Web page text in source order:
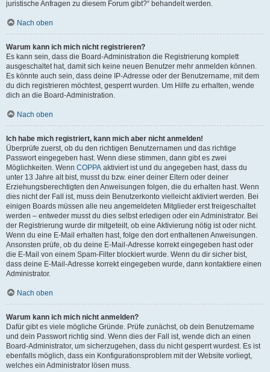
juristische Anfragen zu diesem Forum gibt?“ behandelt werden.
Nach oben
Warum kann ich mich nicht registrieren?
Es kann sein, dass die Board-Administration die Registrierung komplett
ausgeschaltet hat, damit sich keine neuen Benutzer mehr anmelden können.
Es könnte auch sein, dass deine IP-Adresse oder der Benutzername, mit dem
du dich registrieren möchtest, gesperrt wurden. Um Hilfe zu erhalten, wende
dich an die Board-Administration.
Nach oben
Ich habe mich registriert, kann mich aber nicht anmelden!
Überprüfe zuerst, ob du den richtigen Benutzernamen und das richtige
Passwort eingegeben hast. Wenn diese stimmen, dann gibt es zwei
Möglichkeiten. Wenn COPPA aktiviert ist und du angegeben hast, dass du
unter 13 Jahre alt bist, musst du bzw. einer deiner Eltern oder deiner
Erziehungsberechtigten den Anweisungen folgen, die du erhalten hast. Wenn
dies nicht der Fall ist, muss dein Benutzerkonto vielleicht aktiviert werden. Bei
einigen Boards müssen alle neu angemeldeten Mitglieder erst freigeschaltet
werden – entweder musst du dies selbst erledigen oder ein Administrator. Bei
der Registrierung wurde dir mitgeteilt, ob eine Aktivierung nötig ist oder nicht.
Wenn du eine E-Mail erhalten hast, folge den dort enthaltenen Anweisungen.
Ansonsten prüfe, ob du deine E-Mail-Adresse korrekt eingegeben hast oder
die E-Mail von einem Spam-Filter blockiert wurde. Wenn du dir sicher bist,
dass deine E-Mail-Adresse korrekt eingegeben wurde, dann kontaktiere einen
Administrator.
Nach oben
Warum kann ich mich nicht anmelden?
Dafür gibt es viele mögliche Gründe. Prüfe zunächst, ob dein Benutzername
und dein Passwort richtig sind. Wenn dies der Fall ist, wende dich an einen
Board-Administrator, um sicherzugehen, dass du nicht gesperrt wurdest. Es ist
ebenfalls möglich, dass ein Konfigurationsproblem mit der Website vorliegt,
welches ein Administrator lösen muss.